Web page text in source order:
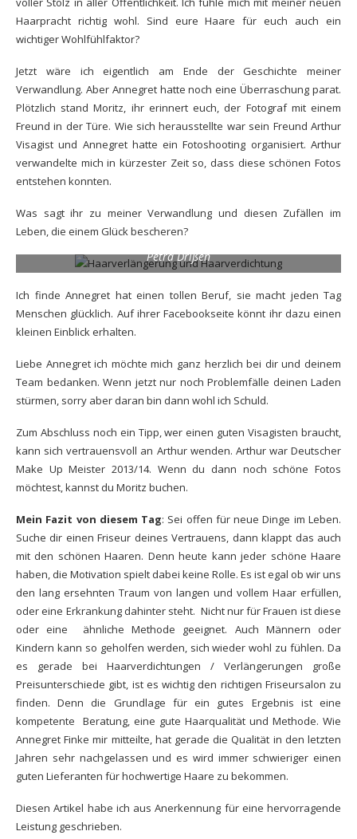
Haarpracht richtig wohl. Sind eure Haare für euch auch ein
wichtiger Wohlfühlfaktor?
Jetzt wäre ich eigentlich am Ende der Geschichte meiner
Verwandlung. Aber Annegret hatte noch eine Überraschung parat.
Plötzlich stand Moritz, ihr erinnert euch, der Fotograf mit einem
Freund in der Türe. Wie sich herausstellte war sein Freund Arthur
Visagist und Annegret hatte ein Fotoshooting organisiert. Arthur
verwandelte mich in kürzester Zeit so, dass diese schönen Fotos
entstehen konnten.
Was sagt ihr zu meiner Verwandlung und diesen Zufällen im
Leben, die einem Glück bescheren?
Friseurin Annegret Finke, Best Ager Modell und Bloggerin
Petra Drißen
Ich finde Annegret hat einen tollen Beruf, sie macht jeden Tag
Menschen glücklich. Auf ihrer Facebookseite könnt ihr dazu einen
kleinen Einblick erhalten.
Liebe Annegret ich möchte mich ganz herzlich bei dir und deinem
Team bedanken. Wenn jetzt nur noch Problemfälle deinen Laden
stürmen, sorry aber daran bin dann wohl ich Schuld.
Zum Abschluss noch ein Tipp, wer einen guten Visagisten braucht,
kann sich vertrauensvoll an Arthur wenden. Arthur war Deutscher
Make Up Meister 2013/14. Wenn du dann noch schöne Fotos
möchtest, kannst du Moritz buchen.
Mein Fazit von diesem Tag: Sei offen für neue Dinge im Leben.
Suche dir einen Friseur deines Vertrauens, dann klappt das auch
mit den schönen Haaren. Denn heute kann jeder schöne Haare
haben, die Motivation spielt dabei keine Rolle. Es ist egal ob wir uns
den lang ersehnten Traum von langen und vollem Haar erfüllen,
oder eine Erkrankung dahinter steht. Nicht nur für Frauen ist diese
oder eine ähnliche Methode geeignet. Auch Männern oder
Kindern kann so geholfen werden, sich wieder wohl zu fühlen. Da
es gerade bei Haarverdichtungen / Verlängerungen große
Preisunterschiede gibt, ist es wichtig den richtigen Friseursalon zu
finden. Denn die Grundlage für ein gutes Ergebnis ist eine
kompetente Beratung, eine gute Haarqualität und Methode. Wie
Annegret Finke mir mitteilte, hat gerade die Qualität in den letzten
Jahren sehr nachgelassen und es wird immer schwieriger einen
guten Lieferanten für hochwertige Haare zu bekommen.
Diesen Artikel habe ich aus Anerkennung für eine hervorragende
Leistung geschrieben.